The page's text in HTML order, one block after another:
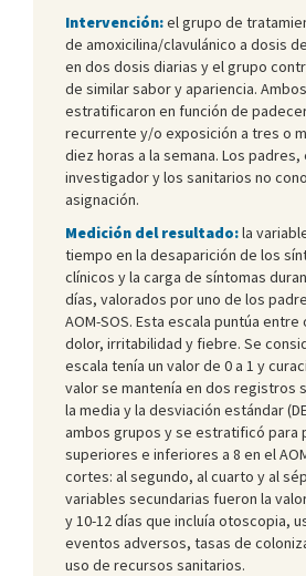
Intervención:el grupo de
de amoxicilina/clavulánico a dosis
en dos dosis diarias y el grupo
de similar sabor y apariencia.
estratificaron en función de
recurrente y/o exposición a tres o
diez horas a la semana. Los padres,
investigador y los sanitarios no
asignación.
Medición del resultado:la
tiempo en la desaparición de los
clínicos y la carga de síntomas
días, valorados por uno de los
AOM-SOS. Esta escala puntúa
dolor, irritabilidad y fiebre. Se
escala tenía un valor de 0 a 1 y
valor se mantenía en dos registros
la media y la desviación estándar
ambos grupos y se estratificó para
superiores e inferiores a 8 en el
cortes: al segundo, al cuarto y al
variables secundarias fueron la
y 10-12 días que incluía otoscopia,
eventos adversos, tasas de
uso de recursos sanitarios.